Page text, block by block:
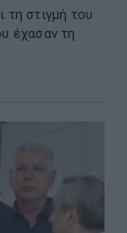
τη στιγμή του
έχασαν τη